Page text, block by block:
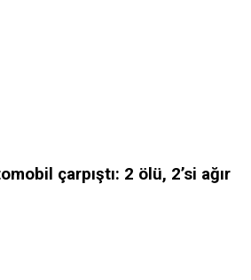
çarpıştı: 2 ölü, 2’si ağır